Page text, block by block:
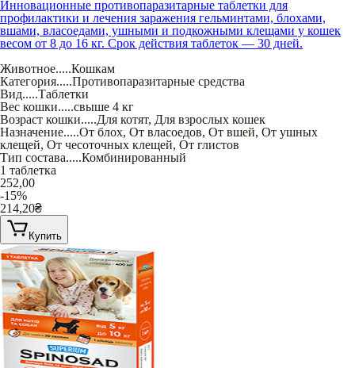
Инновационные противопаразитарные таблетки для
профилактики и лечения заражения гельминтами, блохами,
вшами, власоедами, ушными и подкожными клещами у кошек
весом от 8 до 16 кг. Срок действия таблеток — 30 дней.
Животное.....Кошкам
Категория.....Противопаразитарные средства
Вид.....Таблетки
Вес кошки.....свыше 4 кг
Возраст кошки.....Для котят, Для взрослых кошек
Назначение.....От блох, От власоедов, От вшей, От ушных
клещей, От чесоточных клещей, От глистов
Тип состава.....Комбинированный
1 таблетка
252,00
-15%
214,20₴
Купить